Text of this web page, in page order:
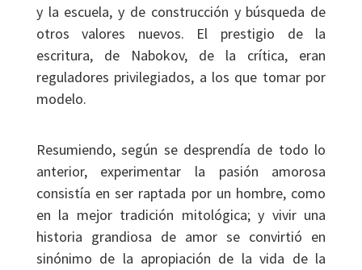
y la escuela, y de construcción y búsqueda de
otros valores nuevos. El prestigio de la
escritura, de Nabokov, de la crítica, eran
reguladores privilegiados, a los que tomar por
modelo.
Resumiendo, según se desprendía de todo lo
anterior, experimentar la pasión amorosa
consistía en ser raptada por un hombre, como
en la mejor tradición mitológica; y vivir una
historia grandiosa de amor se convirtió en
sinónimo de la apropiación de la vida de la